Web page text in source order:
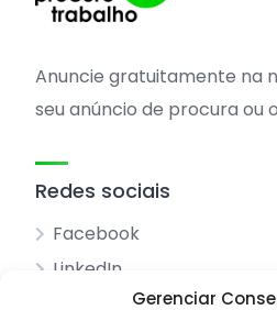
Gerenciar
Anuncie gratuitamente na
seu anúncio de procura ou
Redes sociais
Facebook
LinkedIn